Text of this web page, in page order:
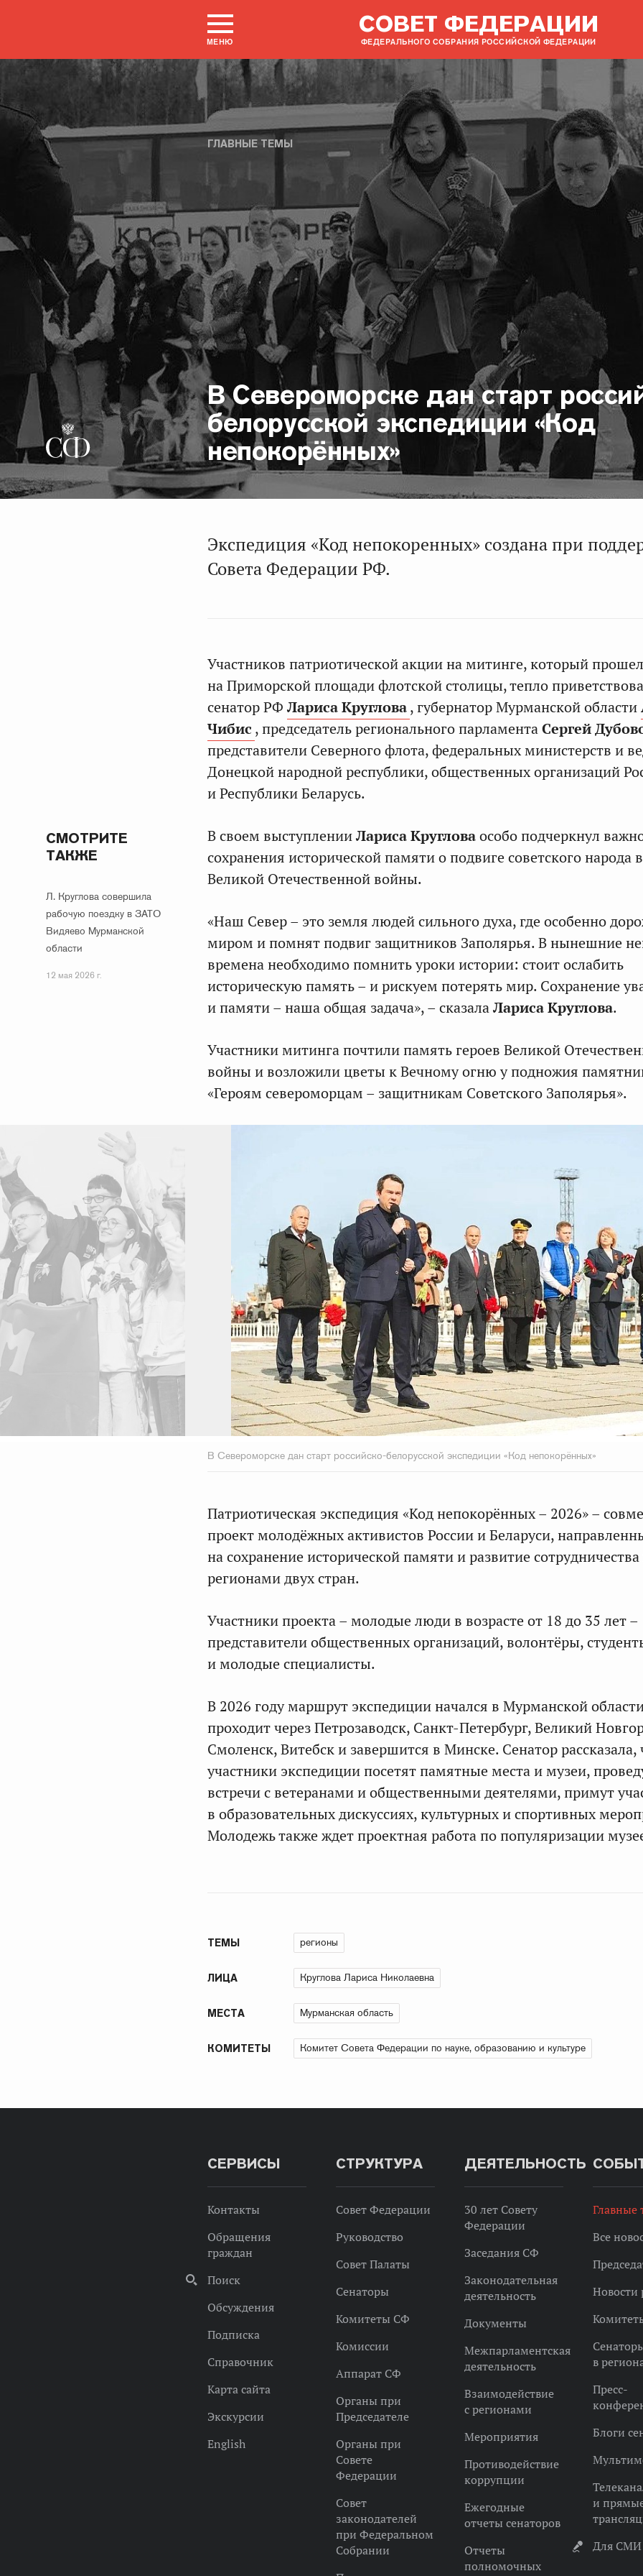
МЕНЮ
СОВЕТ ФЕДЕРАЦИИ
ФЕДЕРАЛЬНОГО СОБРАНИЯ РОССИЙСКОЙ ФЕДЕРАЦИИ
ГЛАВНЫЕ ТЕМЫ
В Североморске дан старт
белорусской экспедиции «Код
непокорённых»
Экспедиция «Код непокоренных» создана при
Совета Федерации РФ.
Участников патриотической акции на митинге, который прошел
на Приморской площади флотской столицы, тепло
сенатор РФ Лариса Круглова, губернатор Мурманской области
Чибис , председатель регионального парламентаСергей
представители Северного флота, федеральных министерств и
Донецкой народной республики, общественных организаций
и Республики Беларусь.
СМОТРИТЕ
ТАКЖЕ
Л. Круглова совершила
рабочую поездку в ЗАТО
Видяево Мурманской
области
12 мая 2026 г.
В своем выступленииЛариса Кругловаособо подчеркнул
сохранения исторической памяти о подвиге советского народа
Великой Отечественной войны.
«Наш Север – это земля людей сильного духа, где особенно
миром и помнят подвиг защитников Заполярья. В нынешние
времена необходимо помнить уроки истории: стоит ослабить
историческую память – и рискуем потерять мир. Сохранение
и памяти – наша общая задача», – сказалаЛариса Круглова.
Участники митинга почтили память героев Великой
войны и возложили цветы к Вечному огню у подножия
«Героям североморцам – защитникам Советского Заполярья».
В Североморске дан старт российско-белорусской экспедиции «Код непокорённых»
Патриотическая экспедиция «Код непокорённых – 2026» –
проект молодёжных активистов России и Беларуси,
на сохранение исторической памяти и развитие
регионами двух стран.
Участники проекта – молодые люди в возрасте от 18 до 35 лет –
представители общественных организаций, волонтёры,
и молодые специалисты.
В 2026 году маршрут экспедиции начался в Мурманской
проходит через Петрозаводск, Санкт-Петербург, Великий
Смоленск, Витебск и завершится в Минске. Сенатор рассказала,
участники экспедиции посетят памятные места и музеи,
встречи с ветеранами и общественными деятелями, примут
в образовательных дискуссиях, культурных и спортивных
Молодежь также ждет проектная работа по популяризации
ТЕМЫ регионы
ЛИЦА Круглова Лариса Николаевна
МЕСТА Мурманская область
КОМИТЕТЫ Комитет Совета Федерации по науке, образованию и культуре
СЕРВИСЫ
Контакты
Обращения
граждан
Поиск
Обсуждения
Подписка
Справочник
Карта сайта
Экскурсии
English
СТРУКТУРА
Совет Федерации
Руководство
Совет Палаты
Сенаторы
Комитеты СФ
Комиссии
Аппарат СФ
Органы при
Председателе
Органы при
Совете
Федерации
Совет
законодателей
при Федеральном
Собрании
ДЕЯТЕЛЬНОСТЬ
30 лет Совету
Федерации
Заседания СФ
Законодательная
деятельность
Документы
Межпарламентская
деятельность
Взаимодействие
с регионами
Мероприятия
Противодействие
коррупции
Ежегодные
отчеты сенаторов
Отчеты
полномочных
Главные
Все
Новости
в
Пресс-
Блоги
и
Для СМИ